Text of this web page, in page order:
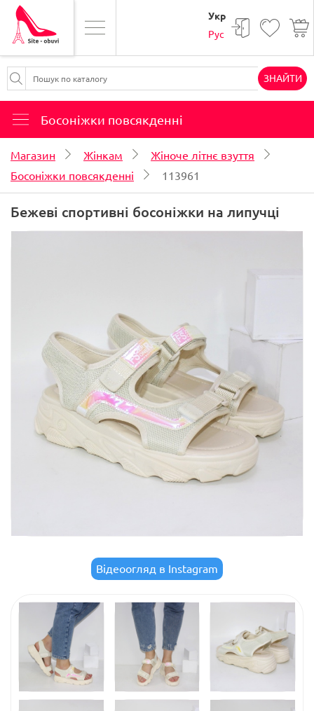
Укр
Рус
ЗНАЙТИ
Босоніжки повсякденні
Магазин Жінкам
Жіноче літнє взуття
Босоніжки повсякденні
113961
Бежеві спортивні босоніжки на липучці
Відеоогляд в Instagram